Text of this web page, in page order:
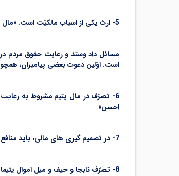
5- ارث یکی از اسباب مالکیّت است. «مال الیتیم»
مسائل داد وستد و رعایت حقوق مردم
است. اوّلین دعوت بعضی پیامبران،
6- تصرّف در مال یتیم مشروط به رعایت
احسن»
7- در تصمیم گیری های مالی، باید منافع و مصالح یتیمان مراعات شود. «الاّ بالّتی هی احسن»
8- تصرّف نابجا و حیف و میل اموال یتیمان، ممنوع است. «لاتقربوا. . . الاّ بالّتی هی احسن»